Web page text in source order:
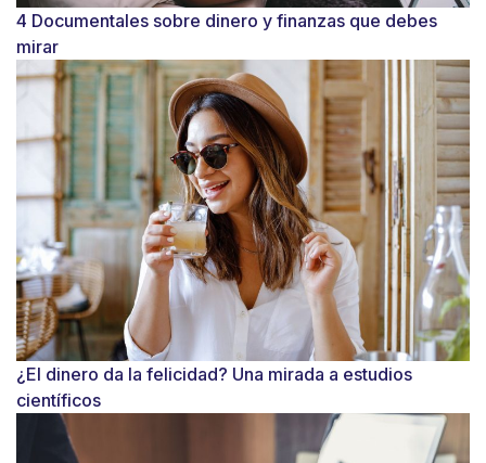
4 Documentales sobre dinero y finanzas que debes
mirar
¿El dinero da la felicidad? Una mirada a estudios
científicos